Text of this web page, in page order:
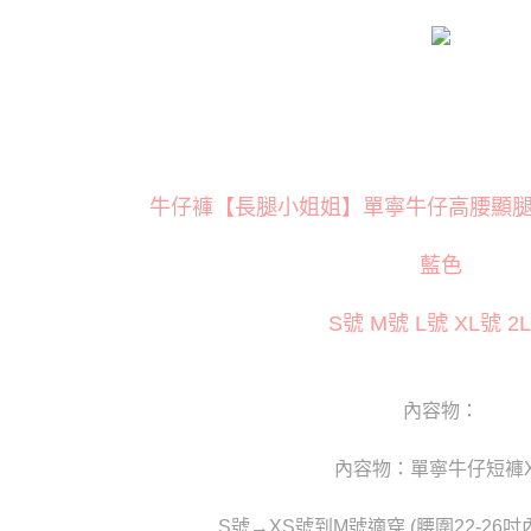
【注意事
求債權轉
https://
４．使用
５．嚴禁
付款後萊
7-11取貨付
宅配
每筆
牛仔褲【長腿小姐姐】單寧牛仔高腰顯
藍色
S號 M號 L號 XL號
內容物：
內容物：單寧牛仔短褲
S號→XS號到M號適穿 (腰圍22-26吋